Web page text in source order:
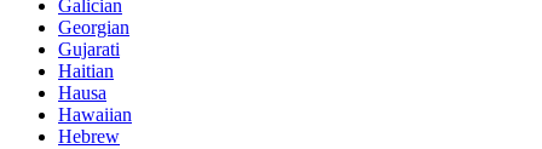
Galician
Georgian
Gujarati
Haitian
Hausa
Hawaiian
Hebrew